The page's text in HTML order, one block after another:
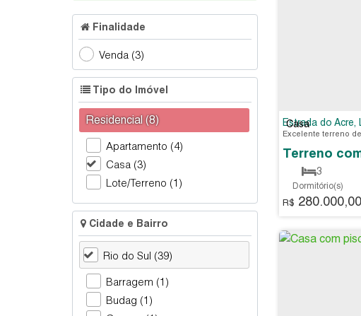
Finalidade
Venda (3)
Tipo do Imóvel
Residencial (8)
Apartamento (4)
Casa (3)
Lote/Terreno (1)
Cidade e Bairro
Rio do Sul (39)
Barragem (1)
Budag (1)
Casa
R$ 280.000,00
Estrada do Acre,
3
Dormitório(s)
443.37m²